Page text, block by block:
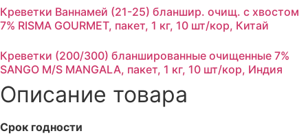
Креветки Ваннамей (21-25) бланшир. очищ. с хвостом
7% RISMA GOURMET, пакет, 1 кг, 10 шт/кор, Китай
Креветки (200/300) бланшированные очищенные 7%
SANGO M/S MANGALA, пакет, 1 кг, 10 шт/кор, Индия
Описание товара
Срок годности